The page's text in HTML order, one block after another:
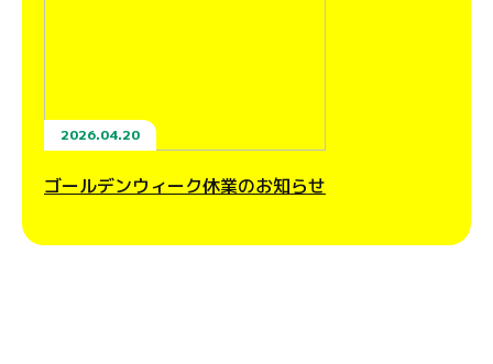
2026.04.20
ゴールデンウィーク休業のお知らせ